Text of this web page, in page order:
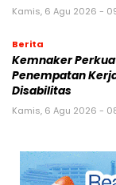
Kamis, 6 Agu 2026 -
Berita
Kemnaker
Penempatan
Disabilitas
Kamis, 6 Agu 2026 -